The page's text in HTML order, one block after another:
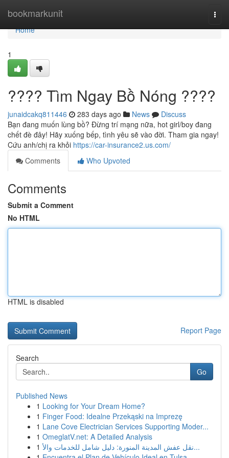
bookmarkunit
Home
Home
1
???? Tìm Ngay Bồ Nóng ????
junaidcakq811446 283 days ago News
Discuss
Bạn đang muốn lùng bồ? Đừng trí mạng nữa, hot girl/boy đang
chết đè đây! Hãy xuống bếp, tình yêu sẽ vào đời. Tham gia ngay!
Cứu anh/chị ra khỏi https://car-insurance2.us.com/
Comments
Who Upvoted
Comments
Submit a Comment
No HTML
HTML is disabled
Report Page
Search
Go
Published News
1 Looking for Your Dream Home?
1 Finger Food: Idealne Przekąski na Imprezę
1 Lane Cove Electrician Services Supporting Moder...
1 OmeglatV.net: A Detailed Analysis
1
نقل عفش المدينة المنورة: دليل شامل للخدمات والأ...